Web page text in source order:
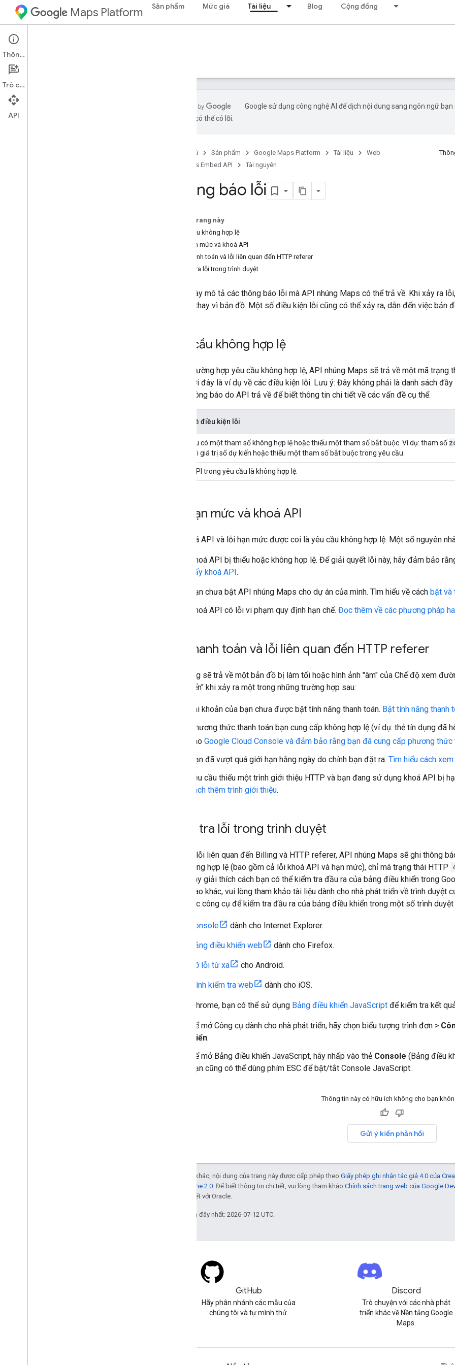
Maps Platform Sản phẩm Mức giá Tài liệu Blog Cộng đồng
Web
Hướng dẫn
Google sử dụng công nghệ AI để dịch nội dung sang ngôn ngữ
bằng AI có thể có lỗi.
Trang chủ Sản phẩm Google Maps Platform Tài liệu
Web
Maps Embed API
Tài nguyên
Thông báo lỗi
Trên trang này
Yêu cầu không hợp lệ
Lỗi hạn mức và khoá API
Lỗi thanh toán và lỗi liên quan đến HTTP referer
Kiểm tra lỗi trong trình duyệt
Trang này mô tả các thông báo lỗi mà API nhúng Maps có thể trả về. Khi xảy ra
báo lỗi thay vì bản đồ. Một số điều kiện lỗi cũng có thể xảy ra, dẫn đến việc bản
Yêu cầu không hợp lệ
Trong trường hợp yêu cầu không hợp lệ, API nhúng Maps sẽ trả về một mã trạng
đề. Dưới đây là ví dụ về các điều kiện lỗi. Lưu ý: Đây không phải là danh sách
tế và thông báo do API trả về để biết thông tin chi tiết về các vấn đề cụ thể.
Ví dụ về điều kiện lỗi
Yêu cầu có một tham số không hợp lệ hoặc thiếu một tham số bắt buộc. Ví dụ: tham số
phạm vi giá trị số dự kiến hoặc thiếu một tham số bắt buộc trong yêu cầu.
Khoá API trong yêu cầu là không hợp lệ.
Lỗi hạn mức và khoá API
Lỗi khoá API và lỗi hạn mức được coi là yêu cầu không hợp lệ. Một số nguyên
Khoá API bị thiếu hoặc không hợp lệ. Để giải quyết lỗi này, hãy đảm bảo
Lấy khoá API.
Bạn chưa bật API nhúng Maps cho dự án của mình. Tìm hiểu về cách bật và
Khoá API có lỗi vi phạm quy định hạn chế. Đọc thêm về các phương pháp
Lỗi thanh toán và lỗi liên quan đến HTTP referer
Hệ thống sẽ trả về một bản đồ bị làm tối hoặc hình ảnh "âm" của Chế độ xem
phát triển" khi xảy ra một trong những trường hợp sau:
Tài khoản của bạn chưa được bật tính năng thanh toán. Bật tính năng thanh
Phương thức thanh toán bạn cung cấp không hợp lệ (ví dụ: thẻ tín dụng đã
vào Google Cloud Console và đảm bảo rằng bạn đã cung cấp phương thức
Bạn đã vượt quá giới hạn hằng ngày do chính bạn đặt ra. Tìm hiểu cách
Yêu cầu thiếu một trình giới thiệu HTTP và bạn đang sử dụng khoá API bị
cách thêm trình giới thiệu.
Kiểm tra lỗi trong trình duyệt
Đối với lỗi liên quan đến Billing và HTTP referer, API nhúng Maps sẽ ghi thông
cầu không hợp lệ (bao gồm cả lỗi khoá API và hạn mức), chỉ mã trạng thái HTTP
Phần này giải thích cách bạn có thể kiểm tra đầu ra của bảng điều khiển trong
duyệt nào khác, vui lòng tham khảo tài liệu dành cho nhà phát triển về trình duyệt
sách các công cụ để kiểm tra đầu ra của bảng điều khiển trong một số trình duyệt
Console dành cho Internet Explorer.
Bảng điều khiển web dành cho Firefox.
Gỡ lỗi từ xa cho Android.
Trình kiểm tra web dành cho iOS.
Trong Chrome, bạn có thể sử dụng Bảng điều khiển JavaScript để kiểm tra kết
Để mở Công cụ dành cho nhà phát triển, hãy chọn biểu tượng trình đơn >
triển.
Để mở Bảng điều khiển JavaScript, hãy nhấp vào thẻ Console (Bảng điều
Bạn cũng có thể dùng phím ESC để bật/tắt Console JavaScript.
Thông tin này có hữu ích không cho bạn
Gửi ý kiến phản hồi
Trừ phi có lưu ý khác, nội dung của trang này được cấp phép theo Giấy phép ghi nhận tác giả 4.0 của
Giấy phép Apache 2.0 . Để biết thông tin chi tiết, vui lòng tham khảo Chính sách trang web của Google
các đơn vị liên kết với Oracle.
Cập nhật lần gần đây nhất: 2026-07-12 UTC.
GitHub
Hãy phân nhánh các mẫu của
chúng tôi và tự mình thử.
Discord
Trò chuyện với các nhà phát
triển khác về Nền tảng Google
Maps.
Thông tin
Trò chuyện
API